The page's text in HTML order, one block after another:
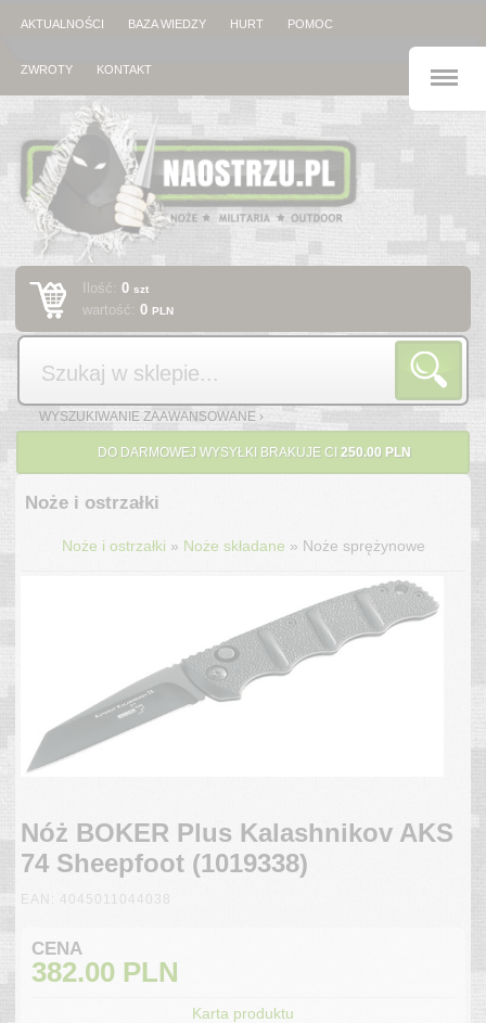
AKTUALNOŚCI BAZA WIEDZY HURT POMOC
ZWROTY KONTAKT
Ilość:0szt
wartość:0PLN
Szukaj
WYSZUKIWANIE ZAAWANSOWANE ›
DO DARMOWEJ WYSYŁKI BRAKUJE CI 250.00 PLN
Noże i ostrzałki
Noże i ostrzałki » Noże składane » Noże sprężynowe
Nóż BOKER Plus Kalashnikov AKS
74 Sheepfoot (1019338)
EAN: 4045011044038
CENA
382.00 PLN
Karta produktu